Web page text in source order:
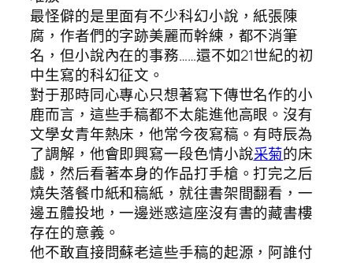
最怪僻的是里面有不少科幻小說，紙張陳
腐，作者們的字跡美麗而幹練，都不消筆
名，但小說內在的事務……還不如21世紀的初
中生寫的科幻征文。
對于那時同心專心只想著寫下傳世名作的小
鹿而言，這些手稿都不太能進他高眼。沒有
文學女青年熱床，他常今夜寫稿。有時辰為
了調解，他會即興寫一段色情小說采菊的床
戲，然后看著本身的作品打手槍。打完之后
燒失落餐巾紙和稿紙，就往書架間翻看，一
邊五體投地，一邊迷惑這座沒有書的藏書樓
存在的意義。
他不敢直接問蘇老這些手稿的起源，阿誰付